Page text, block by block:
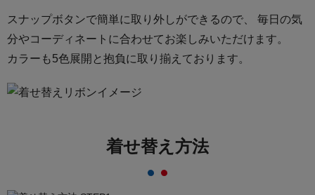
スナップボタンで簡単に取り外しができるので、
毎日の気
分やコーディネートに合わせてお楽しみいただけます。
カラーも5色展開と抱負に取り揃えております。
着せ替え方法